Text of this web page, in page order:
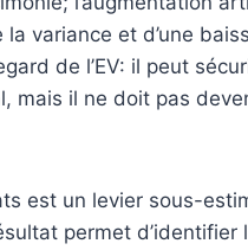
variance et d’une
de l’EV: il peut
mais il ne doit pas
est un levier sous-
permet